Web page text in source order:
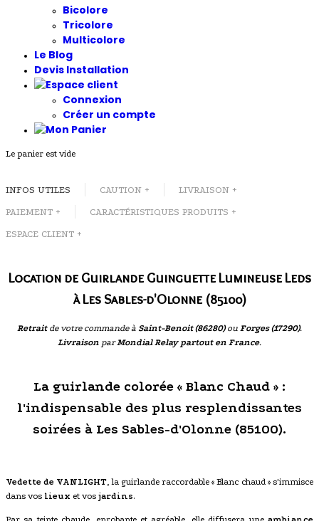
Bicolore
Tricolore
Multicolore
Le Blog
Devis Installation
Connexion
Créer un compte
Le panier est vide
INFOS UTILES CAUTION + LIVRAISON +
PAIEMENT + CARACTÉRISTIQUES PRODUITS +
ESPACE CLIENT +
Location de Guirlande Guinguette Lumineuse Leds
à Les Sables-d'Olonne (85100)
Retraitde votre commande à Saint-Benoit (86280)ou Forges (17290).
Livraison parMondial Relay partout en France.
La guirlande colorée « Blanc Chaud » :
l'indispensable des plus resplendissantes
soirées à Les Sables-d'Olonne (85100).
Vedette de VANLIGHT , la guirlande raccordable « Blanc chaud » s'immisce
dans vos lieux et vos jardins.